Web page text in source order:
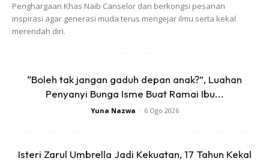
Ads
Penghargaan Khas Naib Canselor dan berkongsi pesanan
inspirasi agar generasi muda terus mengejar ilmu serta kekal
merendah diri.
“Boleh tak jangan gaduh depan anak?”, Luahan
Penyanyi Bunga Isme Buat Ramai Ibu...
Yuna Nazwa - 6 Ogo 2026
Isteri Zarul Umbrella Jadi Kekuatan, 17 Tahun Kekal